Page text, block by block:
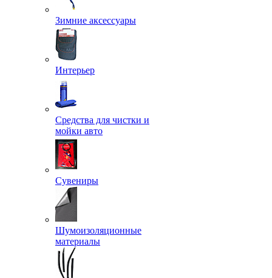
Зимние аксессуары
Интерьер
Средства для чистки и
мойки авто
Сувениры
Шумоизоляционные
материалы